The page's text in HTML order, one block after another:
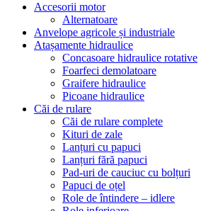
Accesorii motor
Alternatoare
Anvelope agricole și industriale
Atașamente hidraulice
Concasoare hidraulice rotative
Foarfeci demolatoare
Graifere hidraulice
Picoane hidraulice
Căi de rulare
Căi de rulare complete
Kituri de zale
Lanțuri cu papuci
Lanțuri fără papuci
Pad-uri de cauciuc cu bolțuri
Papuci de oțel
Role de întindere – idlere